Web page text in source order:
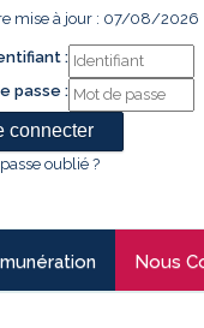
mise à jour : 07/08/2026
:
passe :
oublié ?
Nous